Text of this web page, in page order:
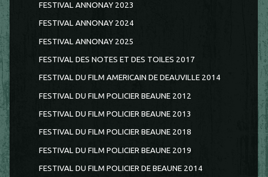
FESTIVAL ANNONAY 2023
FESTIVAL ANNONAY 2024
FESTIVAL ANNONAY 2025
FESTIVAL DES NOTES ET DES TOILES 2017
FESTIVAL DU FILM AMERICAIN DE DEAUVILLE 2014
FESTIVAL DU FILM POLICIER BEAUNE 2012
FESTIVAL DU FILM POLICIER BEAUNE 2013
FESTIVAL DU FILM POLICIER BEAUNE 2018
FESTIVAL DU FILM POLICIER BEAUNE 2019
FESTIVAL DU FILM POLICIER DE BEAUNE 2014